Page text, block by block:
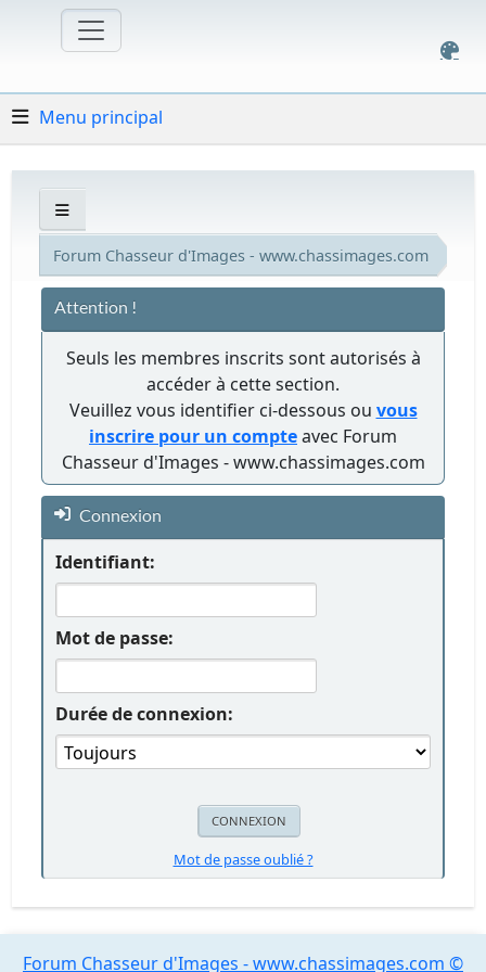
Menu principal
Forum Chasseur d'Images - www.chassimages.com
Attention !
Seuls les membres inscrits sont autorisés à
accéder à cette section.
Veuillez vous identifier ci-dessous ou vous
inscrire pour un compteavec Forum
Chasseur d'Images - www.chassimages.com
Connexion
Identifiant:
Mot de passe:
Durée de connexion:
Mot de passe oublié ?
Forum Chasseur d'Images - www.chassimages.com ©